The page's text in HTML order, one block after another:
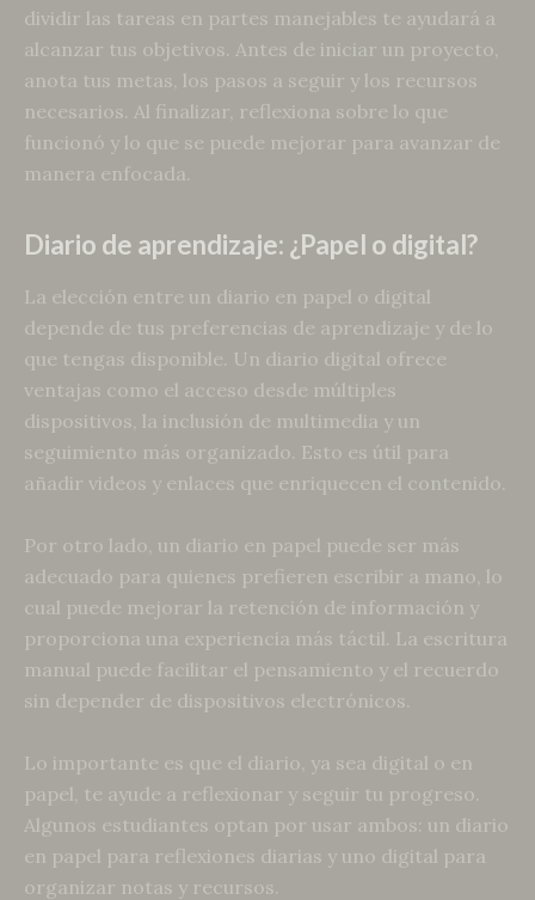
dividir las tareas en partes manejables te ayudará a
alcanzar tus objetivos. Antes de iniciar un proyecto,
anota tus metas, los pasos a seguir y los recursos
necesarios. Al finalizar, reflexiona sobre lo que
funcionó y lo que se puede mejorar para avanzar de
manera enfocada.
Diario de aprendizaje: ¿Papel o digital?
La elección entre un diario en papel o digital
depende de tus preferencias de aprendizaje y de lo
que tengas disponible. Un diario digital ofrece
ventajas como el acceso desde múltiples
dispositivos, la inclusión de multimedia y un
seguimiento más organizado. Esto es útil para
añadir videos y enlaces que enriquecen el contenido.
Por otro lado, un diario en papel puede ser más
adecuado para quienes prefieren escribir a mano, lo
cual puede mejorar la retención de información y
proporciona una experiencia más táctil. La escritura
manual puede facilitar el pensamiento y el recuerdo
sin depender de dispositivos electrónicos.
Lo importante es que el diario, ya sea digital o en
papel, te ayude a reflexionar y seguir tu progreso.
Algunos estudiantes optan por usar ambos: un diario
en papel para reflexiones diarias y uno digital para
organizar notas y recursos.